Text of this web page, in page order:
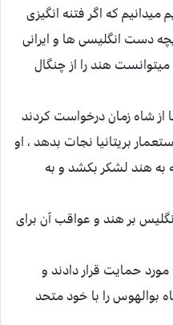
میدانیم که اگر فتنه انگیزی
دست انگلیسی ها و ایرانی
هند را از چنگال
از شاه زمان درخواست کردند
بریتانیا نجات بدهد ، او
به هند لشکر بکشد و به
بر هند و عواقب آن برای
مورد حمایت قرار دادند و
بوالهوس را با خود متحد